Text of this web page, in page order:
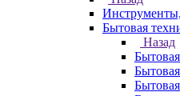
Бытовая
Назад